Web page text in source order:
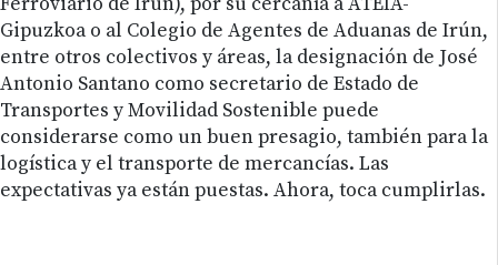
Gipuzkoa o al Colegio de Agentes de Aduanas de Irún,
entre otros colectivos y áreas, la designación de José
Antonio Santano como secretario de Estado de
Transportes y Movilidad Sostenible puede
considerarse como un buen presagio, también para la
logística y el transporte de mercancías. Las
expectativas ya están puestas. Ahora, toca cumplirlas.